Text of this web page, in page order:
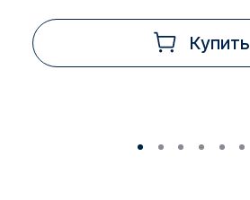
Купить